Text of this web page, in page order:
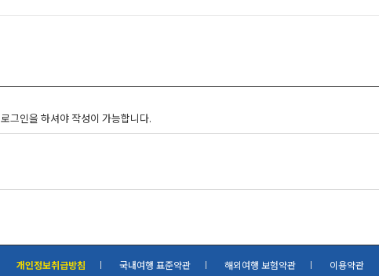
로그인을 하셔야 작성이 가능합니다.
개인정보취급방침 국내여행 표준약관 해외여행 보험약관 이용약관